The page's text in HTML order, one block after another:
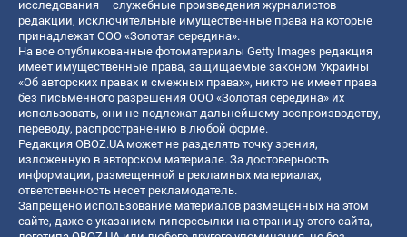
исследования – служебные произведения журналистов
редакции, исключительные имущественные права на которые
принадлежат ООО «Золотая середина».
На все опубликованные фотоматериалы Getty Images редакция
имеет имущественные права, защищаемые законом Украины
«Об авторских правах и смежных правах», никто не имеет права
без письменного разрешения ООО «Золотая середина» их
использовать, они не подлежат дальнейшему воспроизводству,
переводу, распространению в любой форме.
Редакция OBOZ.UA может не разделять точку зрения,
изложенную в авторском материале. За достоверность
информации, размещенной в рекламных материалах,
ответственность несет рекламодатель.
Запрещено использование материалов размещенных на этом
сайте, даже с указанием гиперссылки на страницу этого сайта,